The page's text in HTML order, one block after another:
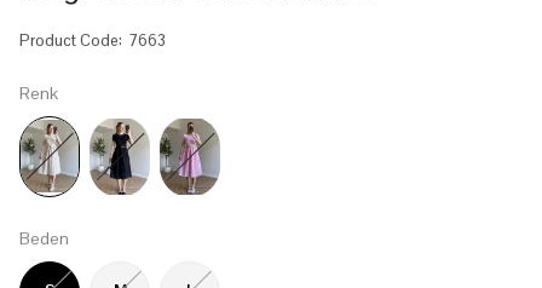
Product Code: 7663
Renk
Beden